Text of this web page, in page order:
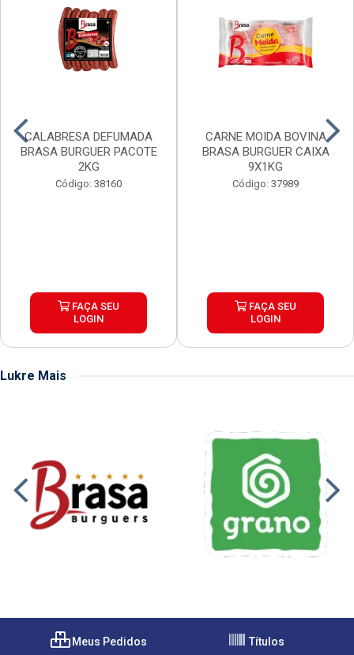
CALABRESA DEFUMADA
BRASA BURGUER PACOTE
2KG
Código: 38160
FAÇA SEU
LOGIN
CARNE MOIDA BOVINA
BRASA BURGUER CAIXA
9X1KG
Código: 37989
FAÇA SEU
LOGIN
Lukre Mais
Meus Pedidos Títulos